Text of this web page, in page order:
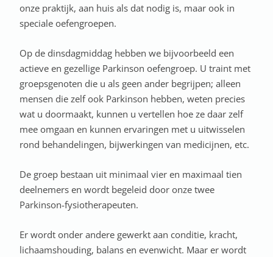
onze praktijk, aan huis als dat nodig is, maar ook in
speciale oefengroepen.
Op de dinsdagmiddag hebben we bijvoorbeeld een
actieve en gezellige Parkinson oefengroep. U traint met
groepsgenoten die u als geen ander begrijpen; alleen
mensen die zelf ook Parkinson hebben, weten precies
wat u doormaakt, kunnen u vertellen hoe ze daar zelf
mee omgaan en kunnen ervaringen met u uitwisselen
rond behandelingen, bijwerkingen van medicijnen, etc.
De groep bestaan uit minimaal vier en maximaal tien
deelnemers en wordt begeleid door onze twee
Parkinson-fysiotherapeuten.
Er wordt onder andere gewerkt aan conditie, kracht,
lichaamshouding, balans en evenwicht. Maar er wordt